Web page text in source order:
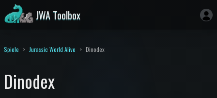
JWA Toolbox
Spiele Jurassic World Alive Dinodex
Dinodex